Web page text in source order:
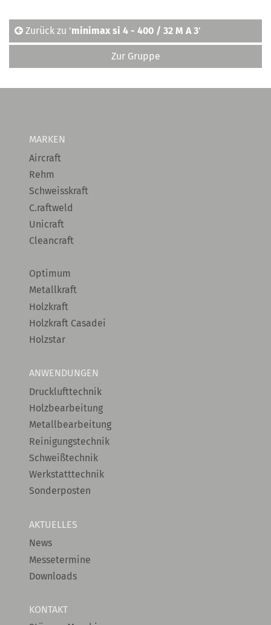
Zurück zu 'minimax si 4 - 400 / 32 M A 3'
Zur Gruppe
MARKEN
Aircraft
Rehm
Schweisskraft
C.raftweld
Unicraft
Cleancraft
Optimum
Metallkraft
Holzkraft
Holzkraft Casadei
Holzstar
ANWENDUNGEN
Drucklufttechnik
Holzbearbeitung
Metallbearbeitung
Reinigungstechnik
Schweißtechnik
Werkstatttechnik
Sonderposten
AKTUELLES
News
Messetermine
Downloads
KONTAKT